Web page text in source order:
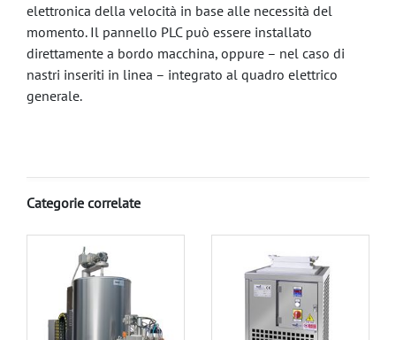
elettronica della velocità in base alle necessità del
momento. Il pannello PLC può essere installato
direttamente a bordo macchina, oppure – nel caso di
nastri inseriti in linea – integrato al quadro elettrico
generale.
Categorie correlate